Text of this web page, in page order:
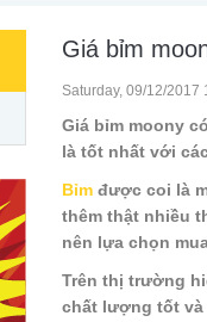
Giá bỉm
Saturday, 09/12/2017
Giá bỉm moony
là tốt nhất với
Bỉm được coi là
thêm thật nhiều
nên lựa chọn
Trên thị trường
chất lượng tốt và